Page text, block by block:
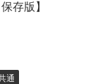
存版】
通